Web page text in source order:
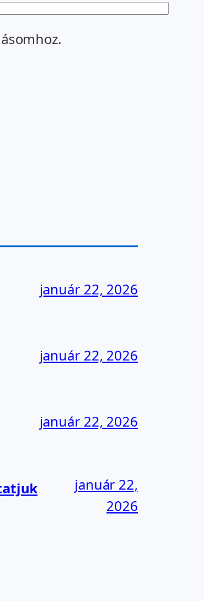
január 22, 2026
január 22, 2026
január 22, 2026
január 22,
2026